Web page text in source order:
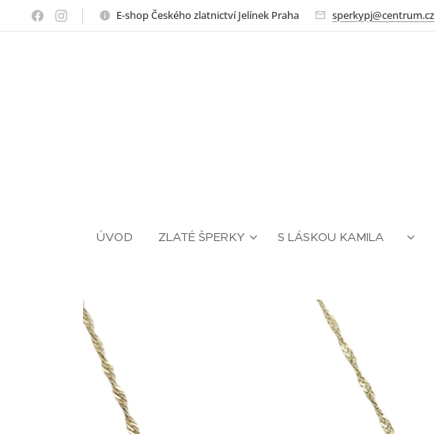
E-shop Českého zlatnictví Jelínek Praha sperkypj@centrum.cz
ÚVOD ZLATÉ ŠPERKY S LÁSKOU KAMILA ❤